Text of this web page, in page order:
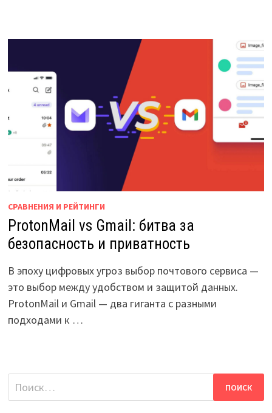
СРАВНЕНИЯ И РЕЙТИНГИ
ProtonMail vs Gmail: битва за
безопасность и приватность
В эпоху цифровых угроз выбор почтового сервиса —
это выбор между удобством и защитой данных.
ProtonMail и Gmail — два гиганта с разными
подходами к …
Найти: